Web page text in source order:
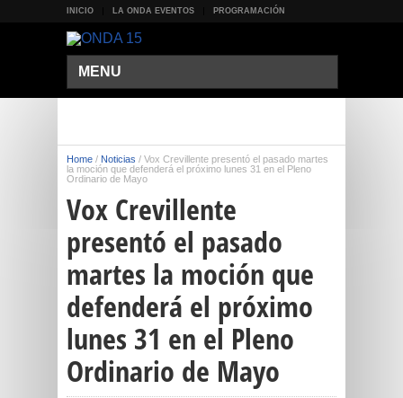
INICIO LA ONDA EVENTOS PROGRAMACIÓN
MENU
Home / Noticias / Vox Crevillente presentó el pasado martes
la moción que defenderá el próximo lunes 31 en el Pleno
Ordinario de Mayo
Vox Crevillente
presentó el pasado
martes la moción que
defenderá el próximo
lunes 31 en el Pleno
Ordinario de Mayo